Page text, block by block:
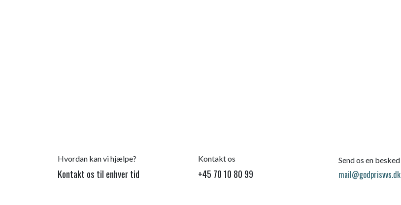
Hvordan kan vi hjælpe?
Kontakt os til enhver tid
Kontakt os
+45 70 10 80 99
Send os en besked
mail@godprisvvs.dk